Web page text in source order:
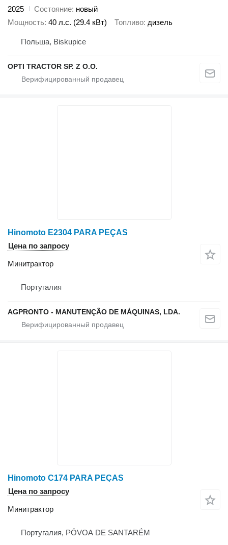
2025 Состояние новый
Мощность 40 л.с. (29.4 кВт) Топливо дизель
Польша, Biskupice
OPTI TRACTOR SP. Z O.O.
Hinomoto E2304 PARA PEÇAS
Цена по запросу
Минитрактор
Португалия
AGPRONTO - MANUTENÇÃO DE MÁQUINAS, LDA.
Hinomoto C174 PARA PEÇAS
Цена по запросу
Минитрактор
Португалия, PÓVOA DE SANTARÉM